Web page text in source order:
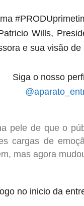
Wills,
e sua visão de
Siga o nosso
pele de que o
cargas de
mas agora
no inicio da